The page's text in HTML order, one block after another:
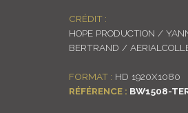
CRÉDIT :
HOPE PRODUCTION /
BERTRAND /
FORMAT : HD 1920X1080
RÉFÉRENCE : BW1508-